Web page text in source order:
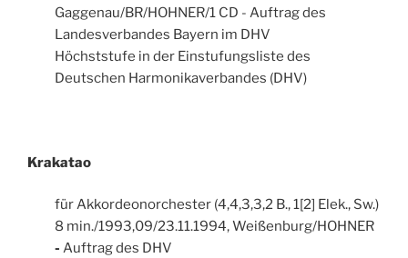
Gaggenau/BR/HOHNER/1 CD - Auftrag des
Landesverbandes Bayern im DHV
Höchststufe in der Einstufungsliste des
Deutschen Harmonikaverbandes (DHV)
Krakatao
für Akkordeonorchester (4,4,3,3,2 B., 1[2] Elek., Sw.)
8 min./1993,09/23.11.1994, Weißenburg/HOHNER
- Auftrag des DHV